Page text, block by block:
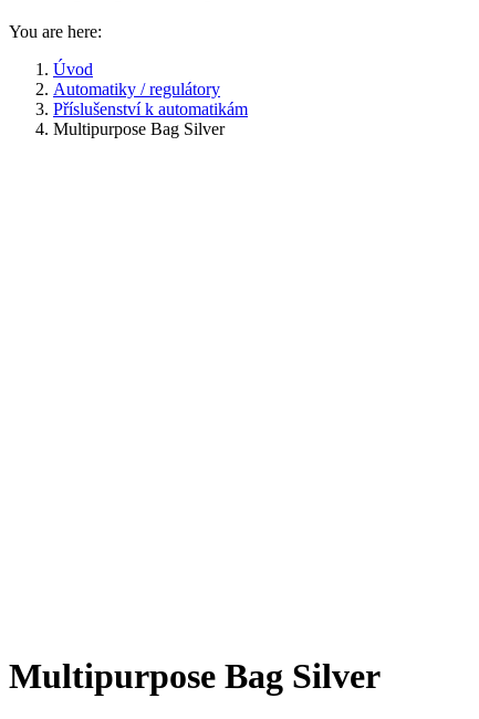
You are here:
Úvod
Automatiky / regulátory
Příslušenství k automatikám
Multipurpose Bag Silver
Multipurpose Bag Silver